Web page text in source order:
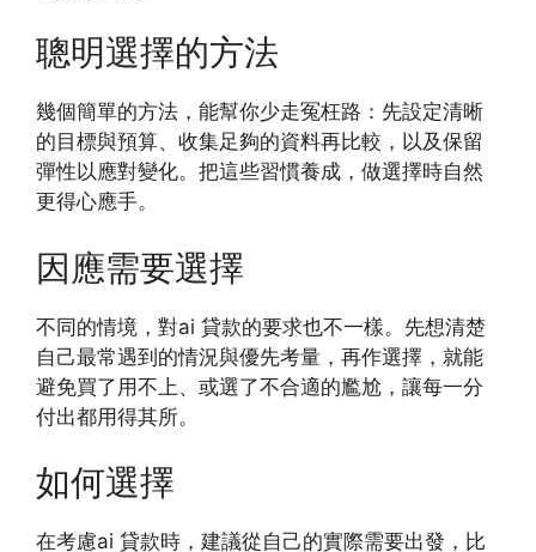
聰明選擇的方法
幾個簡單的方法，能幫你少走冤枉路：先設定清晰
的目標與預算、收集足夠的資料再比較，以及保留
彈性以應對變化。把這些習慣養成，做選擇時自然
更得心應手。
因應需要選擇
不同的情境，對ai 貸款的要求也不一樣。先想清楚
自己最常遇到的情況與優先考量，再作選擇，就能
避免買了用不上、或選了不合適的尷尬，讓每一分
付出都用得其所。
如何選擇
在考慮ai 貸款時，建議從自己的實際需要出發，比